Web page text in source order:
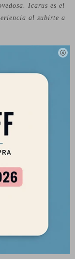

Icarus es el
al subirte a
”/ 71.76 cm
Orangatang.